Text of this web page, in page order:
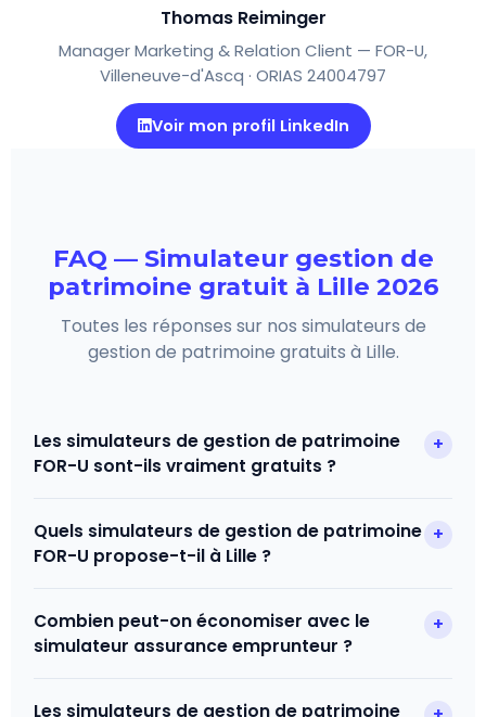
Thomas Reiminger
Manager Marketing & Relation Client — FOR-U,
Villeneuve-d'Ascq · ORIAS 24004797
Voir mon profil LinkedIn
FAQ — Simulateur gestion de
patrimoine gratuit à Lille 2026
Toutes les réponses sur nos simulateurs de
gestion de patrimoine gratuits à Lille.
Les simulateurs de gestion de patrimoine
FOR-U sont-ils vraiment gratuits ?
+
FOR-U à Lillesont entièrement gratuits, sans
inscription et sans engagement. FOR-U est
assureurs et gestionnaires — jamais par les
utilisateurs.
Quels simulateurs de gestion de patrimoine
FOR-U propose-t-il à Lille ?
+
PER, réduction impôt 2026, assurance emprunteur
(loi Lemoine), LMNP, déficit foncier 2026, comparatif
Combien peut-on économiser avec le
simulateur assurance emprunteur ?
+
Les simulateurs de gestion de patrimoine